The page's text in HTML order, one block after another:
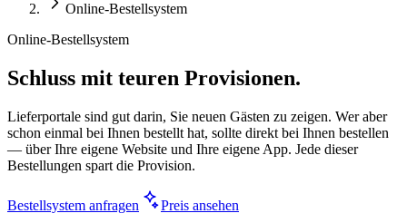
Online-Bestellsystem
Online-Bestellsystem
Schluss mit teuren Provisionen.
Lieferportale sind gut darin, Sie neuen Gästen zu zeigen. Wer aber
schon einmal bei Ihnen bestellt hat, sollte direkt bei Ihnen bestellen
— über Ihre eigene Website und Ihre eigene App. Jede dieser
Bestellungen spart die Provision.
Bestellsystem anfragen
Preis ansehen